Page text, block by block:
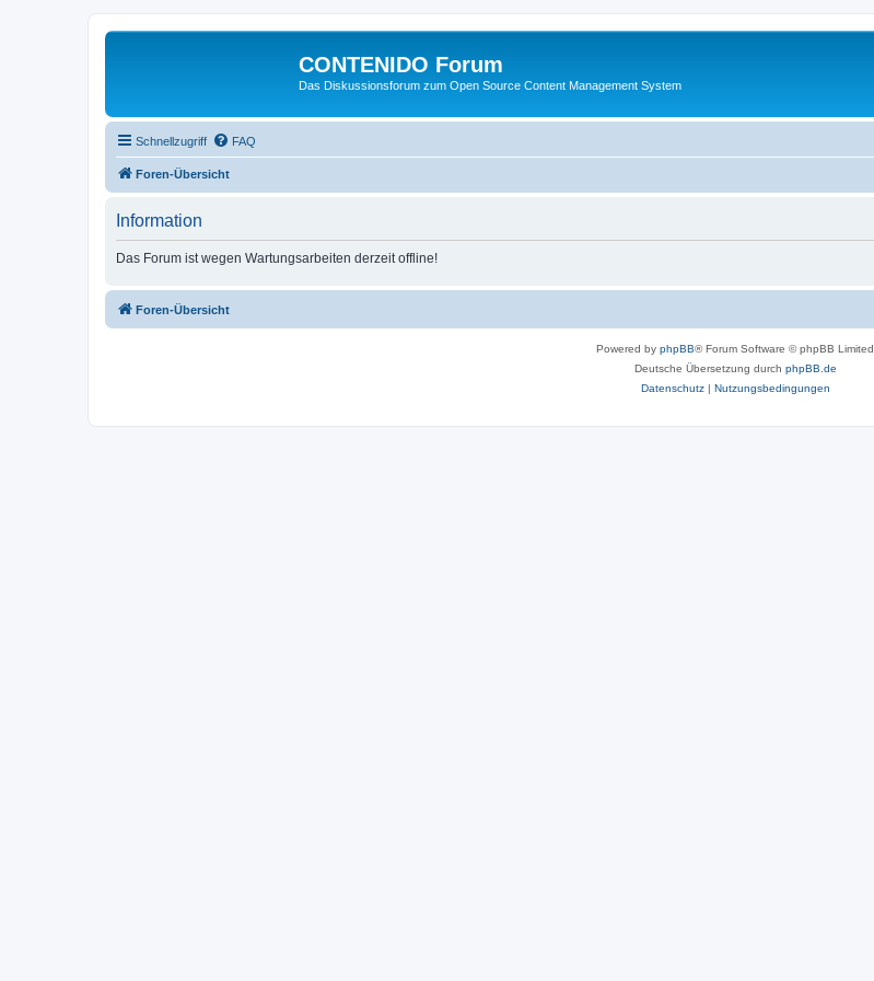
CONTENIDO Forum
Das Diskussionsforum zum Open Source Content Management System
Schnellzugriff FAQ
Foren-Übersicht
Information
Das Forum ist wegen Wartungsarbeiten derzeit offline!
Foren-Übersicht
Powered by phpBB® Forum Software © phpBB Limited
Deutsche Übersetzung durch phpBB.de
Datenschutz| Nutzungsbedingungen